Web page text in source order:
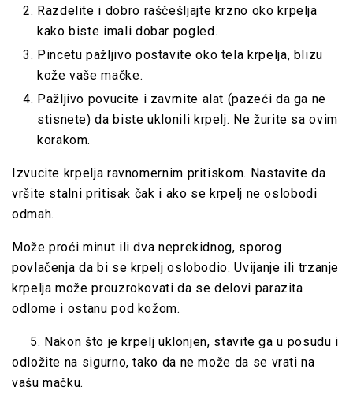
Razdelite i dobro raščešljajte krzno oko krpelja
kako biste imali dobar pogled.
Pincetu pažljivo postavite oko tela krpelja, blizu
kože vaše mačke.
Pažljivo povucite i zavrnite alat (pazeći da ga ne
stisnete) da biste uklonili krpelj. Ne žurite sa ovim
korakom.
Izvucite krpelja ravnomernim pritiskom. Nastavite da
vršite stalni pritisak čak i ako se krpelj ne oslobodi
odmah.
Može proći minut ili dva neprekidnog, sporog
povlačenja da bi se krpelj oslobodio. Uvijanje ili trzanje
krpelja može prouzrokovati da se delovi parazita
odlome i ostanu pod kožom.
5. Nakon što je krpelj uklonjen, stavite ga u posudu i
odložite na sigurno, tako da ne može da se vrati na
vašu mačku.